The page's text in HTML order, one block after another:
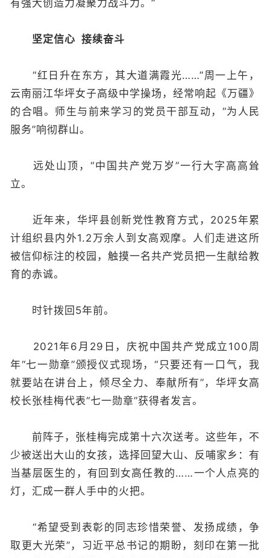
有强大创造力凝聚力战斗力。”
坚定信心 接续奋斗
“红日升在东方，其大道满霞光……”周一上午，
云南丽江华坪女子高级中学操场，经常响起《万疆》
的合唱。师生与前来学习的党员干部互动，“为人民
服务”响彻群山。
远处山顶，“中国共产党万岁”一行大字高高耸
立。
近年来，华坪县创新党性教育方式，2025年累
计组织县内外1.2万余人到女高观摩。人们走进这所
被信仰标注的校园，触摸一名共产党员把一生献给教
育的赤诚。
时针拨回5年前。
2021年6月29日，庆祝中国共产党成立100周
年“七一勋章”颁授仪式现场，“只要还有一口气，我
就要站在讲台上，倾尽全力、奉献所有”，华坪女高
校长张桂梅代表“七一勋章”获得者发言。
前阵子，张桂梅完成第十六次送考。这些年，不
少被送出大山的女孩，选择回望大山、反哺家乡：有
当基层医生的，有回到女高任教的……一个人点亮的
灯，汇成一群人手中的火把。
“希望受到表彰的同志珍惜荣誉、发扬成绩，争
取更大光荣”，习近平总书记的期盼，刻印在第一批